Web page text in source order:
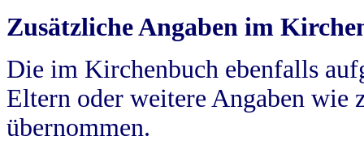
Zusätzliche Angaben im
Die im Kirchenbuch ebenfalls
Eltern oder weitere Angaben wie
übernommen.